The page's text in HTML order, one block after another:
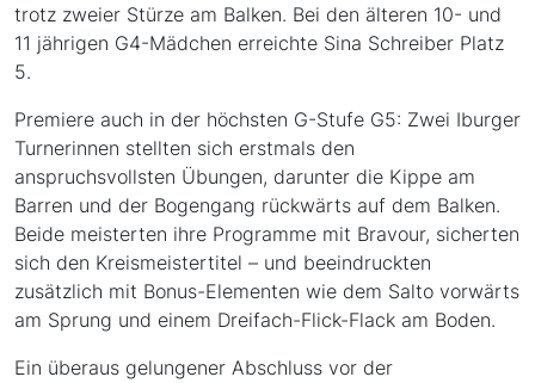
trotz zweier Stürze am Balken. Bei den älteren 10- und
11 jährigen G4-Mädchen erreichte Sina Schreiber Platz
5.
Premiere auch in der höchsten G-Stufe G5: Zwei Iburger
Turnerinnen stellten sich erstmals den
anspruchsvollsten Übungen, darunter die Kippe am
Barren und der Bogengang rückwärts auf dem Balken.
Beide meisterten ihre Programme mit Bravour, sicherten
sich den Kreismeistertitel – und beeindruckten
zusätzlich mit Bonus-Elementen wie dem Salto vorwärts
am Sprung und einem Dreifach-Flick-Flack am Boden.
Ein überaus gelungener Abschluss vor der